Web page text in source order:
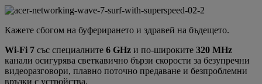
Кажете сбогом на буферирането и здравей на бъдещето.
Wi-Fi 7 със специалните 6 GHz и по-широките 320 MHz
канали осигурява светкавично бързи скорости за безупречни
видеоразговори, плавно поточно предаване и безпроблемни
връзки с устройства.